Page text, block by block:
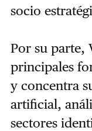
socio
Por su parte,
principales
y concentra
artificial,
sectores